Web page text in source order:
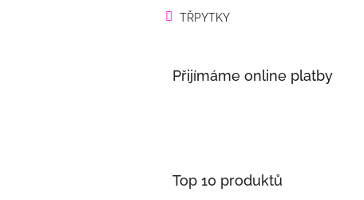
TŘPYTKY
Přijímáme online platby
Top 10 produktů